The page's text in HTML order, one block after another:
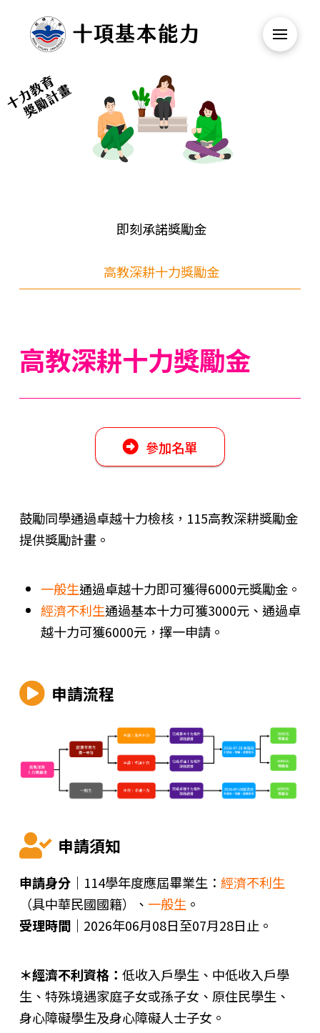
即刻承諾獎勵金
高教深耕十力獎勵金
高教深耕十力獎勵金
參加名單
鼓勵同學通過卓越十力檢核，115高教深耕獎勵金
提供獎勵計畫。
一般生通過卓越十力即可獲得6000元獎勵金。
經濟不利生通過基本十力可獲3000元、通過卓
越十力可獲6000元，擇一申請。
申請流程
申請須知
申請身分｜ 114學年度應屆畢業生： 經濟不利生
（具中華民國國籍）、 一般生 。
受理時間｜ 2026年06月08日至07月28日止。
＊經濟不利資格： 低收入戶學生、中低收入戶學
生、特殊境遇家庭子女或孫子女、原住民學生、
身心障礙學生及身心障礙人士子女。